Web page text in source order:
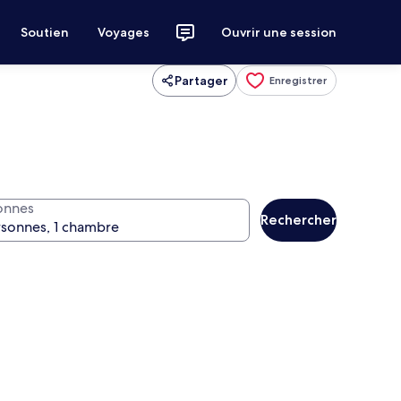
Soutien Voyages Ouvrir une session
Partager Enregistrer
Rechercher